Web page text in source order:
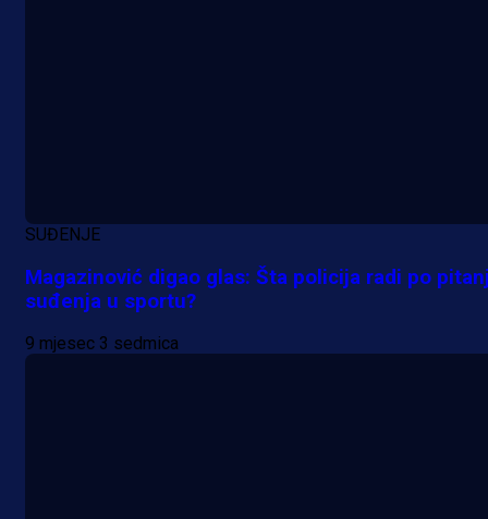
Da li je selektor zadovoljan: Evo
Alajbegovića u Juventus!
SUĐENJE
Magazinović digao glas: Šta policija radi po
suđenja u sportu?
9 mjesec 3 sedmica